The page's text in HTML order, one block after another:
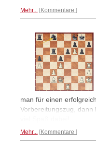
Mehr... Kommentare
man für einen
Vorbereitungszug, dann
Mehr... Kommentare